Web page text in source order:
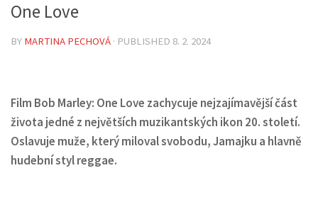
One Love
BY MARTINA PECHOVÁ · PUBLISHED 8. 2. 2024
Film Bob Marley: One Love zachycuje nejzajímavější část
života jedné z největších muzikantských ikon 20. století.
Oslavuje muže, který miloval svobodu, Jamajku a hlavně
hudební styl reggae.